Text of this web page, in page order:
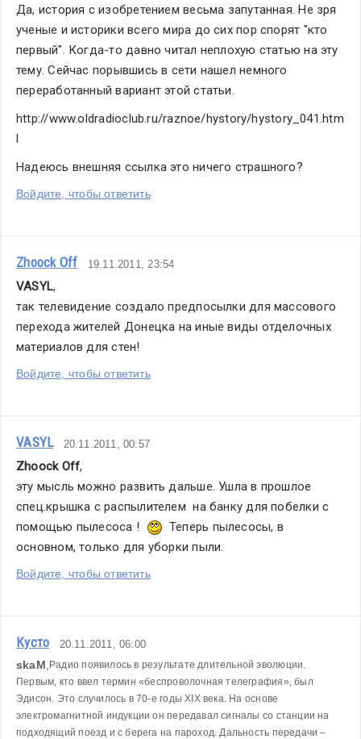
Да, история с изобретением весьма запутанная. Не зря
ученые и историки всего мира до сих пор спорят "кто
первый". Когда-то давно читал неплохую статью на эту
тему. Сейчас порывшись в сети нашел немного
переработанный вариант этой статьи.
http://www.oldradioclub.ru/raznoe/hystory/hystory_041.htm
l
Надеюсь внешняя ссылка это ничего страшного?
Войдите, чтобы ответить
Zhoock Off 19.11.2011, 23:54
VASYL,
так телевидение создало предпосылки для массового
перехода жителей Донецка на иные виды отделочных
материалов для стен!
Войдите, чтобы ответить
VASYL 20.11.2011, 00:57
Zhoock Off,
эту мысль можно развить дальше. Ушла в прошлое
спец.крышка с распылителем  на банку для побелки с
помощью пылесоса !
Теперь пылесосы, в
основном, только для уборки пыли.
Войдите, чтобы ответить
Кусто 20.11.2011, 06:00
skaM Радио появилось в результате длительной эволюции.
Первым, кто ввел термин «беспроволочная телеграфия», был
Эдисон. Это случилось в 70-е годы XIX века. На основе
электромагнитной индукции он передавал сигналы со станции на
подходящий поезд и с берега на пароход. Дальность передачи –